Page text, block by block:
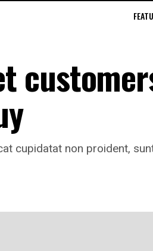
cupidatat non proident,